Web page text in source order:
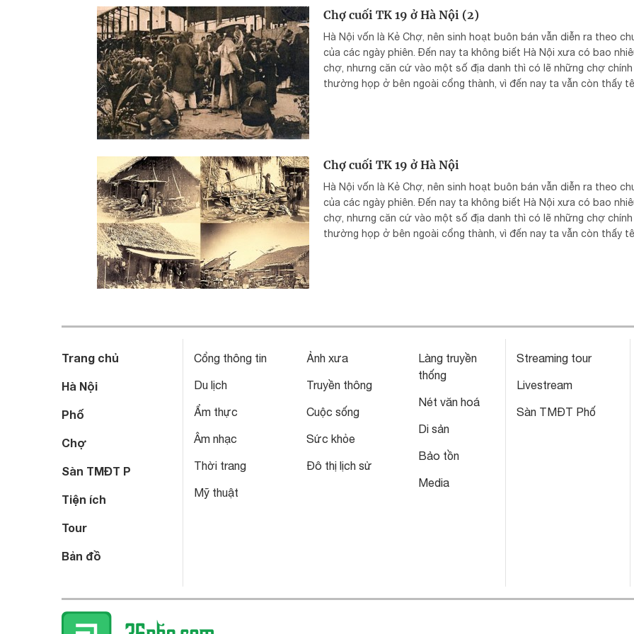
Chợ cuối TK 19 ở Hà Nội (2)
Hà Nội vốn là Kẻ Chợ, nên sinh hoạt buôn bán vẫn diễn ra theo
của các ngày phiên. Đến nay ta không biết Hà Nội xưa có bao
chợ, nhưng căn cứ vào một số địa danh thì có lẽ những chợ chính
thường họp ở bên ngoài cổng thành, vì đến nay ta vẫn còn thấy
Chợ cuối TK 19 ở Hà Nội
Hà Nội vốn là Kẻ Chợ, nên sinh hoạt buôn bán vẫn diễn ra theo
của các ngày phiên. Đến nay ta không biết Hà Nội xưa có bao
chợ, nhưng căn cứ vào một số địa danh thì có lẽ những chợ chính
thường họp ở bên ngoài cổng thành, vì đến nay ta vẫn còn thấy
Trang chủ
Hà Nội
Phố
Chợ
Sàn TMĐT P
Tiện ích
Tour
Bản đồ
Cổng thông tin
Du lịch
Ẩm thực
Âm nhạc
Thời trang
Mỹ thuật
Ảnh xưa
Truyền thông
Cuộc sống
Sức khỏe
Đô thị lịch sử
Làng truyền
thống
Nét văn hoá
Di sản
Bảo tồn
Media
Streaming tour
Livestream
Sàn TMĐT Phố